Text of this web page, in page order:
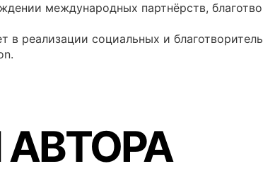
международных партнёрств,
в реализации социальных и